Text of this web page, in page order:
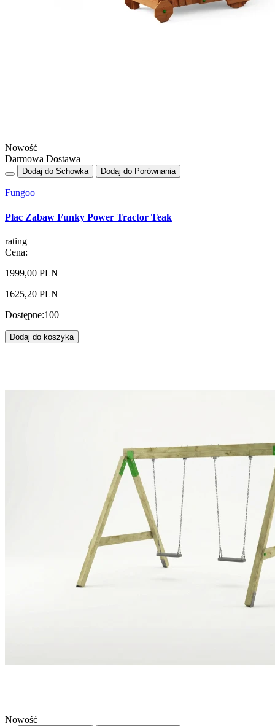
Nowość
Darmowa Dostawa
Dodaj do Schowka Dodaj do Porównania
Fungoo
Plac Zabaw Funky Power Tractor Teak
rating
Cena:
1999,00 PLN
1625,20 PLN
Dostępne:100
Dodaj do koszyka
Nowość